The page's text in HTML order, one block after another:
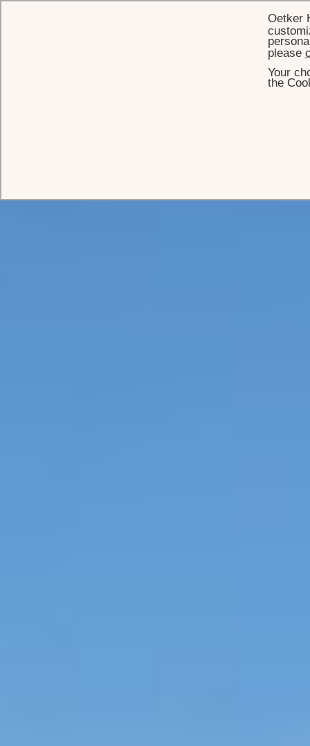
Oetker
please
Your
the